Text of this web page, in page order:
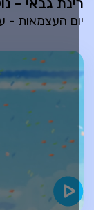
גבאי –
העצמאות -